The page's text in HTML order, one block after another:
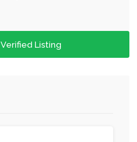
Verified Listing